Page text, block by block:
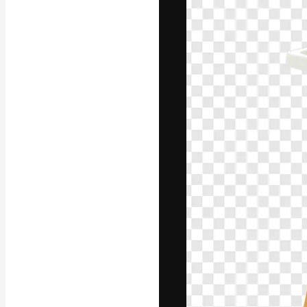
La plataforma
trabajo. Más
entre creativos,
estudios.
Español
Copyright © 2010-